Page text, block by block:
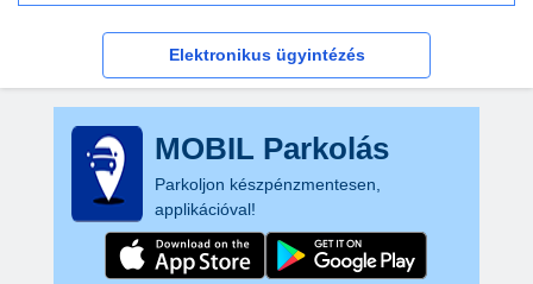
Elektronikus ügyintézés
MOBIL Parkolás
Parkoljon készpénzmentesen,
applikációval!